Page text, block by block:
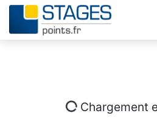
Chargement